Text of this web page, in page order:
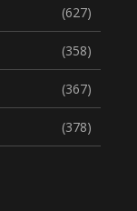
(627)
(358)
(367)
(378)